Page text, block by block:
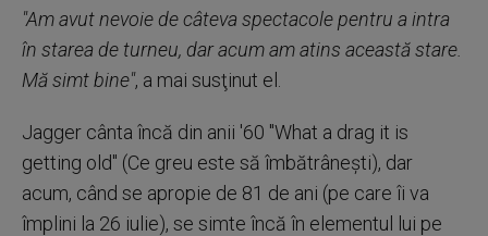
"Am avut nevoie de câteva spectacole pentru a intra
în starea de turneu, dar acum am atins această stare.
Mă simt bine", a mai susţinut el.
Jagger cânta încă din anii '60 "What a drag it is
getting old" (Ce greu este să îmbătrâneşti), dar
acum, când se apropie de 81 de ani (pe care îi va
împlini la 26 iulie), se simte încă în elementul lui pe